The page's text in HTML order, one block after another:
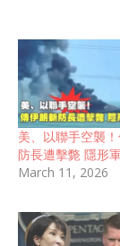
美、以聯手空襲
防長遭擊斃 隱形
March 11, 2026